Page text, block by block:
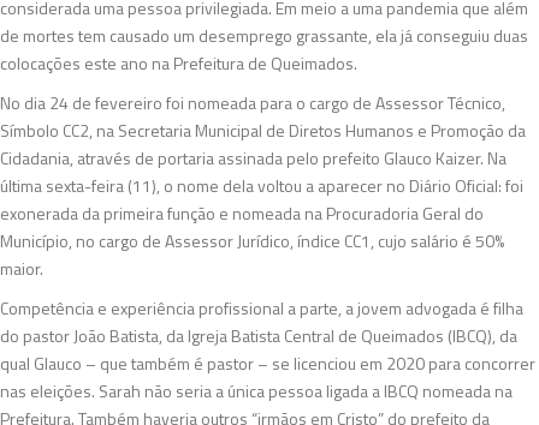
considerada uma pessoa privilegiada. Em meio a uma pandemia que além
de mortes tem causado um desemprego grassante, ela já conseguiu duas
colocações este ano na Prefeitura de Queimados.
No dia 24 de fevereiro foi nomeada para o cargo de Assessor Técnico,
Símbolo CC2, na Secretaria Municipal de Diretos Humanos e Promoção da
Cidadania, através de portaria assinada pelo prefeito Glauco Kaizer. Na
última sexta-feira (11), o nome dela voltou a aparecer no Diário Oficial: foi
exonerada da primeira função e nomeada na Procuradoria Geral do
Município, no cargo de Assessor Jurídico, índice CC1, cujo salário é 50%
maior.
Competência e experiência profissional a parte, a jovem advogada é filha
do pastor João Batista, da Igreja Batista Central de Queimados (IBCQ), da
qual Glauco – que também é pastor – se licenciou em 2020 para concorrer
nas eleições. Sarah não seria a única pessoa ligada a IBCQ nomeada na
Prefeitura. Também haveria outros “irmãos em Cristo” do prefeito da